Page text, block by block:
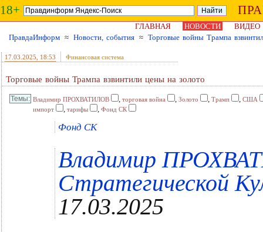
18+
ГЛАВНАЯ НОВОСТИ
ВИДЕО
ПравдаИнформ ≈ Новости, события ≈ Торговые войны Трампа
17.03.2025 , 18:53 Финансовая система
Торговые войны Трампа взвинтили цены на золото
Владимир ПРОХВАТИЛОВ , торговая война , Золото , Трамп , США
импорт
, тарифы , Фонд СК
Фонд СК
Владимир
Стратегической
17.03.2025